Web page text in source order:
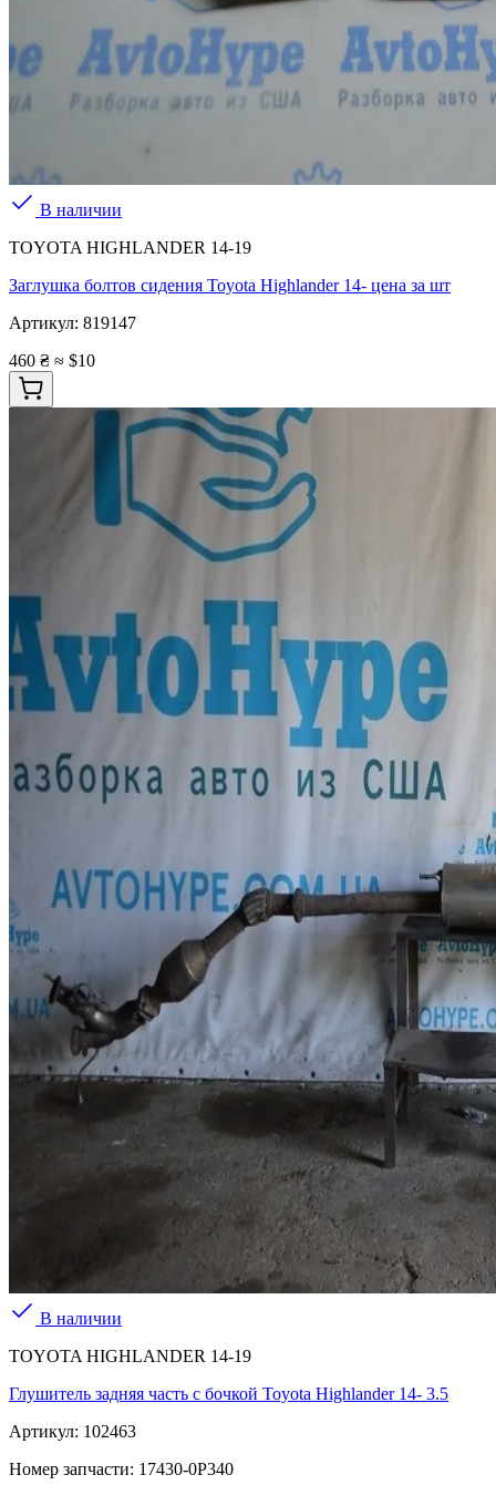
В наличии
TOYOTA HIGHLANDER 14-19
Заглушка болтов сидения Toyota Highlander 14- цена за шт
Артикул: 819147
460 ₴ ≈ $10
В наличии
TOYOTA HIGHLANDER 14-19
Глушитель задняя часть с бочкой Toyota Highlander 14- 3.5
Артикул: 102463
Номер запчасти: 17430-0P340